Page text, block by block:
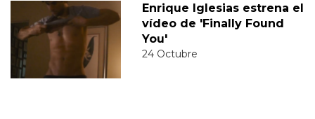
Enrique Iglesias estrena el
vídeo de 'Finally Found
You'
24 Octubre